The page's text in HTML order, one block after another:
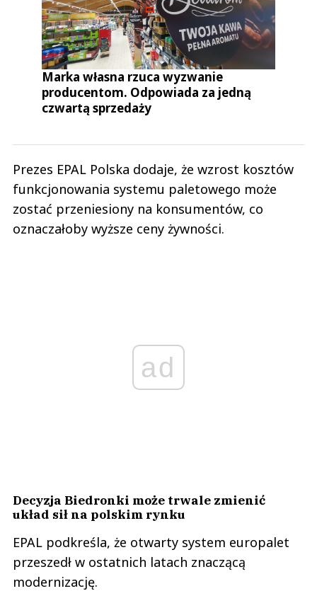
Marka własna rzuca wyzwanie
producentom. Odpowiada za jedną
czwartą sprzedaży
Prezes EPAL Polska dodaje, że wzrost kosztów
funkcjonowania systemu paletowego może
zostać przeniesiony na konsumentów, co
oznaczałoby wyższe ceny żywności.
ad
Decyzja Biedronki może trwale zmienić
układ sił na polskim rynku
EPAL podkreśla, że otwarty system europalet
przeszedł w ostatnich latach znaczącą
modernizację.